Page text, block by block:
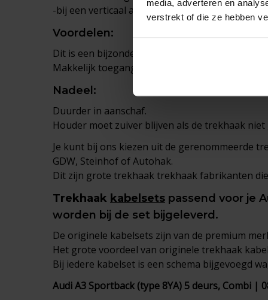
media, adverteren en
verstrekt of die ze hebben
-bij een verticaal afneembare trekhaak is na
Voordelen:
Dit is een bijzonder mooi systeem wat de lijnen
Makkelijk toegang tot de kofferbak.
Nadeel:
Duurder in aanschaf.
Houder moet zuiver blijven als de trekhaak niet
Je kunt bij ons kiezen uit de gerenommeerde
GDW, Steinhof of Autohak.
Dit zijn grote trekhaak trekhaak fabrikanten
Trekhaak kabelsets passend voor je
worden bij de set bijgeleverd.
De originele kabelsets zijn van de premium
Het grote voordeel van originele trekhaak
Bij iedere kabelset is een schema bijgevoegd
Audi A3 Sportback (type 8YA) 5 deurs, Combi |